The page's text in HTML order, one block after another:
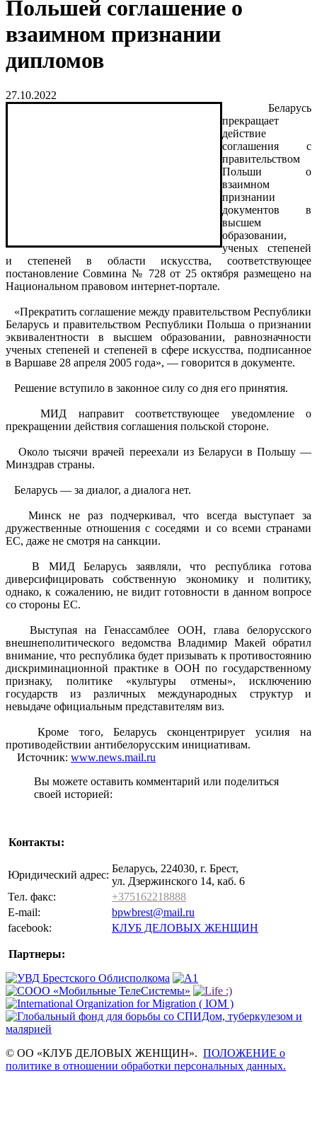
Польшей соглашение о
взаимном признании
дипломов
27.10.2022
Беларусь
прекращает
действие
соглашения с
правительством
Польши о
взаимном
признании
документов в
высшем
образовании,
ученых степеней
и степеней в области искусства, соответствующее
постановление Совмина № 728 от 25 октября размещено на
Национальном правовом интернет-портале.
«Прекратить соглашение между правительством Республики
Беларусь и правительством Республики Польша о признании
эквивалентности в высшем образовании, равнозначности
ученых степеней и степеней в сфере искусства, подписанное
в Варшаве 28 апреля 2005 года», — говорится в документе.
Решение вступило в законное силу со дня его принятия.
МИД направит соответствующее уведомление о
прекращении действия соглашения польской стороне.
Около тысячи врачей переехали из Беларуси в Польшу —
Минздрав страны.
Беларусь — за диалог, а диалога нет.
Минск не раз подчеркивал, что всегда выступает за
дружественные отношения с соседями и со всеми странами
ЕС, даже не смотря на санкции.
В МИД Беларусь заявляли, что республика готова
диверсифицировать собственную экономику и политику,
однако, к сожалению, не видит готовности в данном вопросе
со стороны ЕС.
Выступая на Генассамблее ООН, глава белорусского
внешнеполитического ведомства Владимир Макей обратил
внимание, что республика будет призывать к противостоянию
дискриминационной практике в ООН по государственному
признаку, политике «культуры отмены», исключению
государств из различных международных структур и
невыдаче официальным представителям виз.
Кроме того, Беларусь сконцентрирует усилия на
противодействии антибелорусским инициативам.
Источник: www.news.mail.ru
Вы можете оставить комментарий или поделиться
своей историей:
Контакты:
Юридический адрес:
Беларусь, 224030, г. Брест,
ул. Дзержинского 14, каб. 6
Тел. факс:
+375162218888
E-mail:
bpwbrest@mail.ru
facebook:
КЛУБ ДЕЛОВЫХ ЖЕНЩИН
Партнеры:
© ОО «КЛУБ ДЕЛОВЫХ ЖЕНЩИН». ПОЛОЖЕНИЕ о
политике в отношении обработки персональных данных.